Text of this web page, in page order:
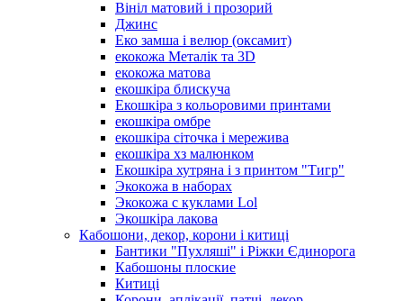
Вініл матовий і прозорий
Джинс
Еко замша і велюр (оксамит)
екокожа Металік та 3D
екокожа матова
екошкіра блискуча
Екошкіра з кольоровими принтами
екошкіра омбре
екошкіра сіточка і мережива
екошкіра хз малюнком
Екошкіра хутряна і з принтом "Тигр"
Экокожа в наборах
Экокожа с куклами Lol
Экошкiра лакова
Кабошони, декор, корони і китиці
Бантики "Пухляші" і Ріжки Єдинорога
Кабошоны плоские
Китиці